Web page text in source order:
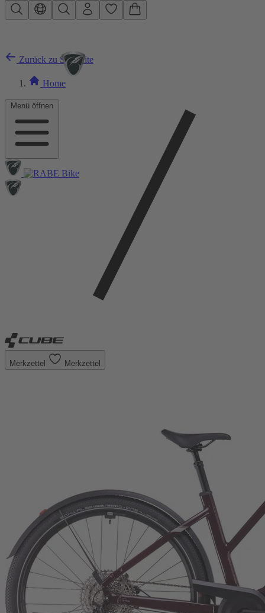
Zum Hauptinhalt springen
Menü öffnen
Zurück zu Startseite
Home
Merkzettel Merkzettel